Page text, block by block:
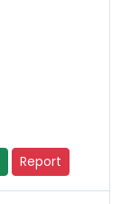
Report